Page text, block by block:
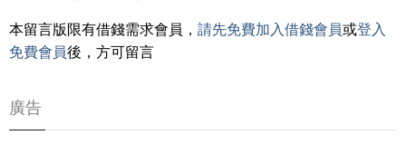
本留言版限有借錢需求會員， 請先免費加入借錢會員或登入
免費會員後，方可留言
廣告